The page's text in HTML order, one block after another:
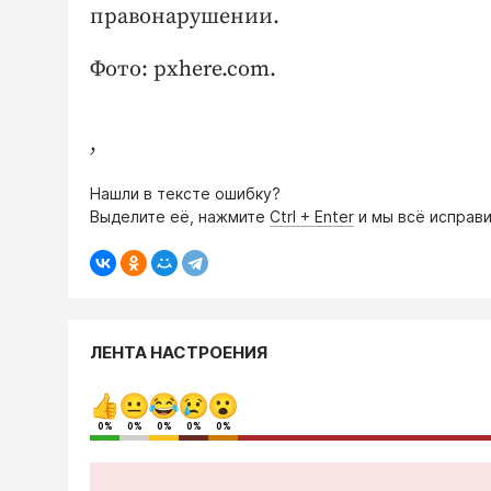
правонарушении.
Фото: pxhere.com.
,
Нашли в тексте ошибку?
Выделите её, нажмите Ctrl + Enter и мы всё
ЛЕНТА НАСТРОЕНИЯ
0% 0% 0% 0% 0%